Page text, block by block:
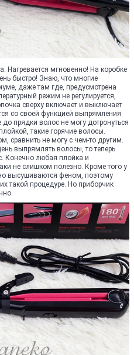
Нагревается мгновенно! На коробке
быстро! Знаю, что многие
даже там где, предусмотрена
режим не регулируется,
сверху включает и выключает
со своей функцией выпрямления
прядки волос не могу дотронуться
такие горячие волосы.
сравнить не могу с чем-то другим.
выпрямлять волосы, то теперь
Конечно любая плойка и
не слишком полезно. Кроме того у
высушиваются феном, поэтому
такой процедуре. Но приборчик